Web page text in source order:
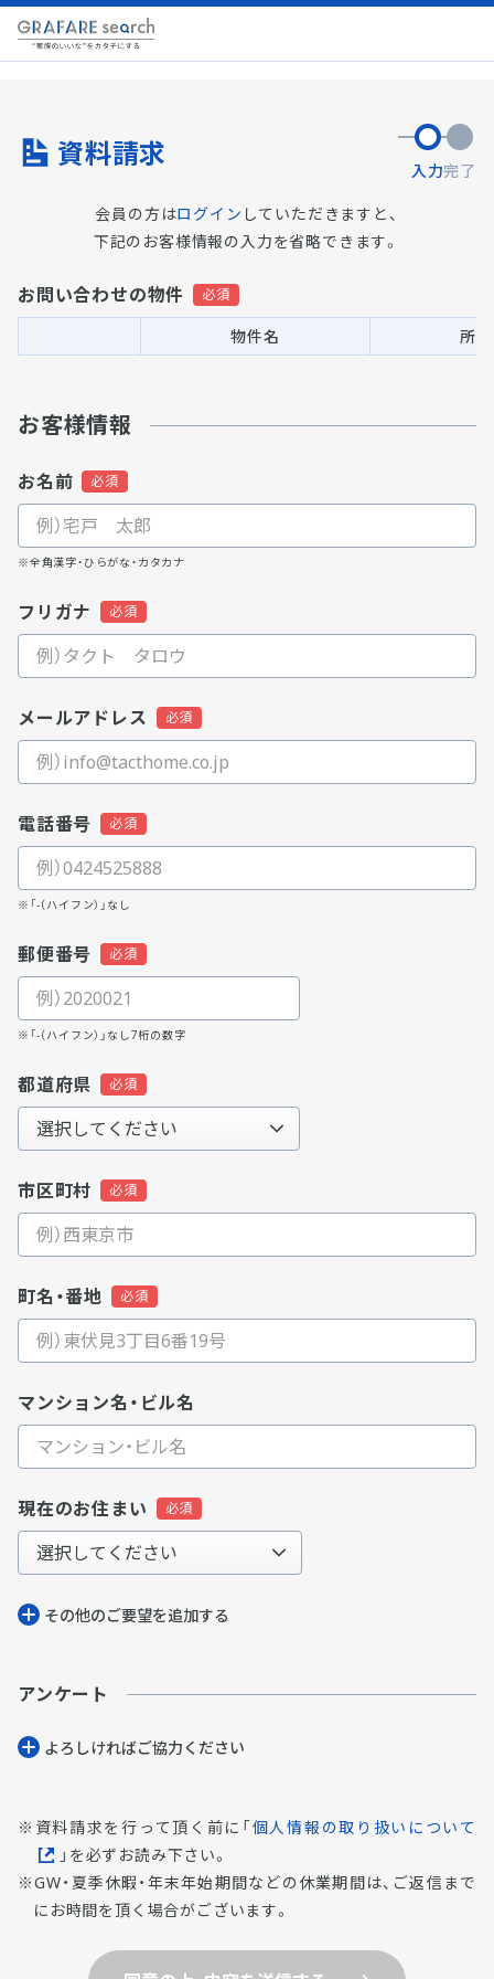
資料請求 入力完了
会員の方はログイン していただきますと、
下記のお客様情報の入力を省略できます。
お問い合わせの物件
物件名 所
お客様情報
お名前
※全角漢字・ひらがな・カタカナ
フリガナ
メールアドレス
電話番号
※「-（ハイフン）」なし
郵便番号
※「-（ハイフン）」なし7桁の数字
都道府県
市区町村
町名・番地
マンション名・ビル名
現在のお住まい
その他のご要望を追加する
アンケート
よろしければご協⼒ください
資料請求を行って頂く前に「個人情報の取り扱いについて
」を必ずお読み下さい。
GW・夏季休暇・年末年始期間などの休業期間は、ご返信まで
にお時間を頂く場合がございます。